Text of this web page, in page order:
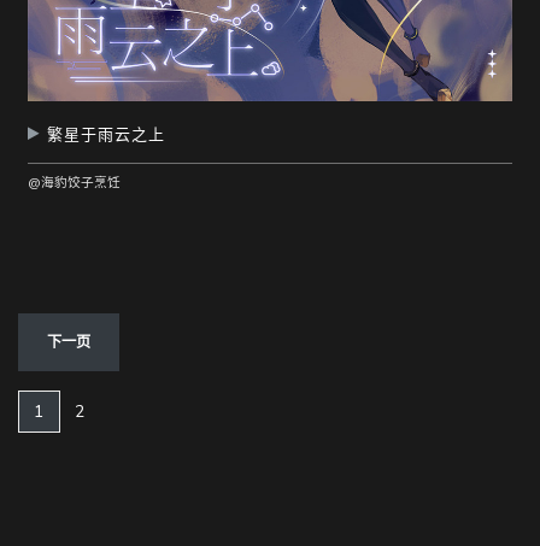
繁星于雨云之上
@海豹饺子烹饪
下一页
1 (current)
2